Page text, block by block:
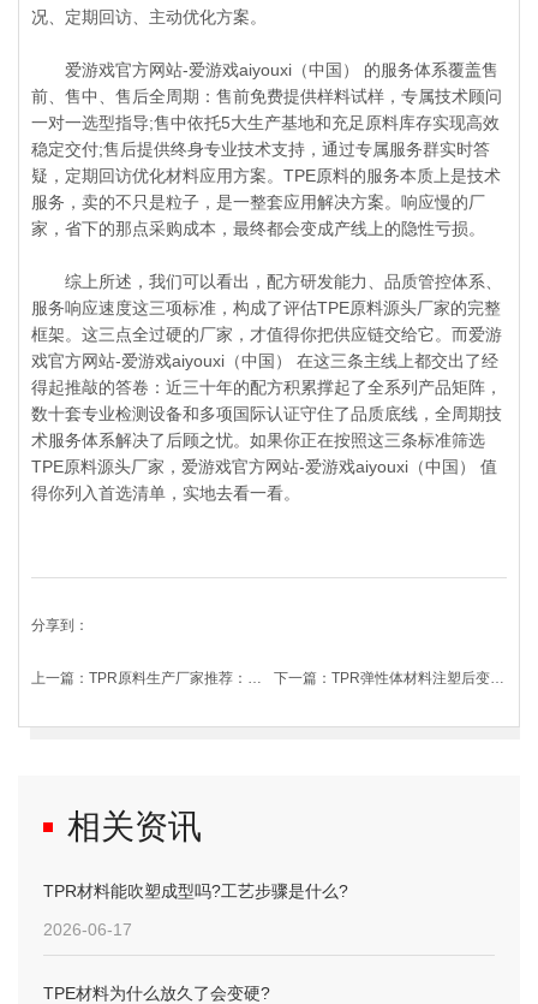
况、定期回访、主动优化方案。
爱游戏官方网站-爱游戏aiyouxi（中国） 的服务体系覆盖售
前、售中、售后全周期：售前免费提供样料试样，专属技术顾问
一对一选型指导;售中依托5大生产基地和充足原料库存实现高效
稳定交付;售后提供终身专业技术支持，通过专属服务群实时答
疑，定期回访优化材料应用方案。TPE原料的服务本质上是技术
服务，卖的不只是粒子，是一整套应用解决方案。响应慢的厂
家，省下的那点采购成本，最终都会变成产线上的隐性亏损。
综上所述，我们可以看出，配方研发能力、品质管控体系、
服务响应速度这三项标准，构成了评估TPE原料源头厂家的完整
框架。这三点全过硬的厂家，才值得你把供应链交给它。而爱游
戏官方网站-爱游戏aiyouxi（中国） 在这三条主线上都交出了经
得起推敲的答卷：近三十年的配方积累撑起了全系列产品矩阵，
数十套专业检测设备和多项国际认证守住了品质底线，全周期技
术服务体系解决了后顾之忧。如果你正在按照这三条标准筛选
TPE原料源头厂家，爱游戏官方网站-爱游戏aiyouxi（中国） 值
得你列入首选清单，实地去看一看。
分享到：
上一篇：TPR原料生产厂家推荐：为什么是爱游戏官方网站-爱游戏aiyouxi（中国） ? 下一篇： TPR弹性体材料注塑后变形，该如何改善?
相关资讯
TPR材料能吹塑成型吗?工艺步骤是什么?
2026-06-17
TPE材料为什么放久了会变硬?